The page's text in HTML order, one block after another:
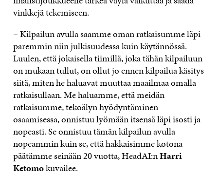
vinkkejä tekemiseen.
– Kilpailun avulla saamme oman ratkaisumme läpi
paremmin niin julkisuudessa kuin käytännössä.
Luulen, että jokaisella tiimillä, joka tähän kilpailuun
on mukaan tullut, on ollut jo ennen kilpailua käsitys
siitä, miten he haluavat muuttaa maailmaa omalla
ratkaisullaan. Me haluamme, että meidän
ratkaisumme, tekoälyn hyödyntäminen
osaamisessa, onnistuu lyömään itsensä läpi isosti ja
nopeasti. Se onnistuu tämän kilpailun avulla
nopeammin kuin se, että hakkaisimme kotona
päätämme seinään 20 vuotta, HeadAI:nHarri
Ketomokuvailee.